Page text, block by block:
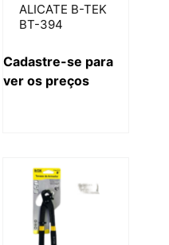
ALICATE B-TEK
BT-394
Cadastre-se para
ver os preços